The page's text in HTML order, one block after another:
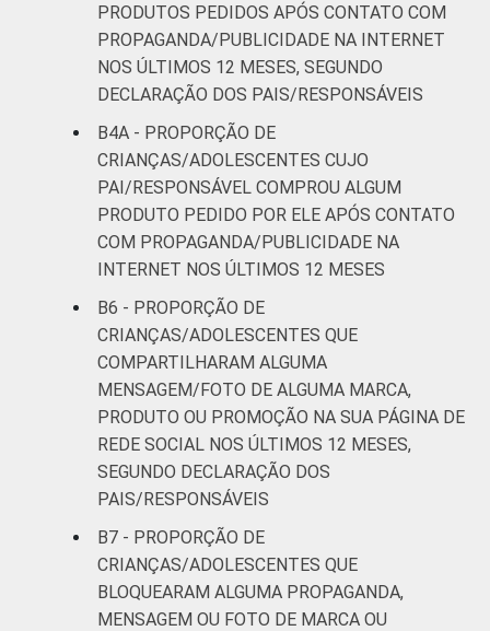
PRODUTOS PEDIDOS APÓS CONTATO COM
PROPAGANDA/PUBLICIDADE NA INTERNET
NOS ÚLTIMOS 12 MESES, SEGUNDO
DECLARAÇÃO DOS PAIS/RESPONSÁVEIS
B4A - PROPORÇÃO DE
CRIANÇAS/ADOLESCENTES CUJO
PAI/RESPONSÁVEL COMPROU ALGUM
PRODUTO PEDIDO POR ELE APÓS CONTATO
COM PROPAGANDA/PUBLICIDADE NA
INTERNET NOS ÚLTIMOS 12 MESES
B6 - PROPORÇÃO DE
CRIANÇAS/ADOLESCENTES QUE
COMPARTILHARAM ALGUMA
MENSAGEM/FOTO DE ALGUMA MARCA,
PRODUTO OU PROMOÇÃO NA SUA PÁGINA DE
REDE SOCIAL NOS ÚLTIMOS 12 MESES,
SEGUNDO DECLARAÇÃO DOS
PAIS/RESPONSÁVEIS
B7 - PROPORÇÃO DE
CRIANÇAS/ADOLESCENTES QUE
BLOQUEARAM ALGUMA PROPAGANDA,
MENSAGEM OU FOTO DE MARCA OU